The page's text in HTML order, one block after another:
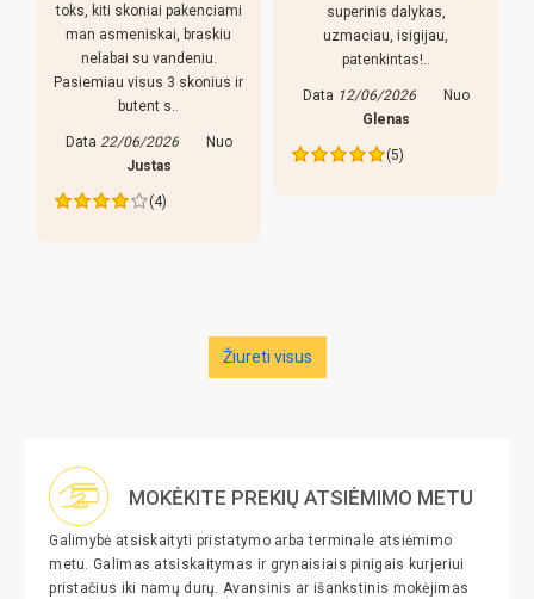
toks, kiti skoniai pakenciami
man asmeniskai, braskiu
nelabai su vandeniu.
Pasiemiau visus 3 skonius ir
butent s..
Data 22/06/2026
Nuo
Justas
(4)
superinis dalykas,
uzmaciau, isigijau,
patenkintas!..
Data 12/06/2026
Nuo
Glenas
(5)
Žiureti visus
MOKĖKITE PREKIŲ ATSIĖMIMO METU
Galimybė atsiskaityti pristatymo arba terminale atsiėmimo
metu. Galimas atsiskaitymas ir grynaisiais pinigais kurjeriui
pristačius iki namų durų. Avansinis ar išankstinis mokėjimas